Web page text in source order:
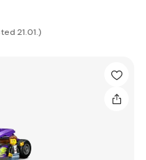
21.01.)